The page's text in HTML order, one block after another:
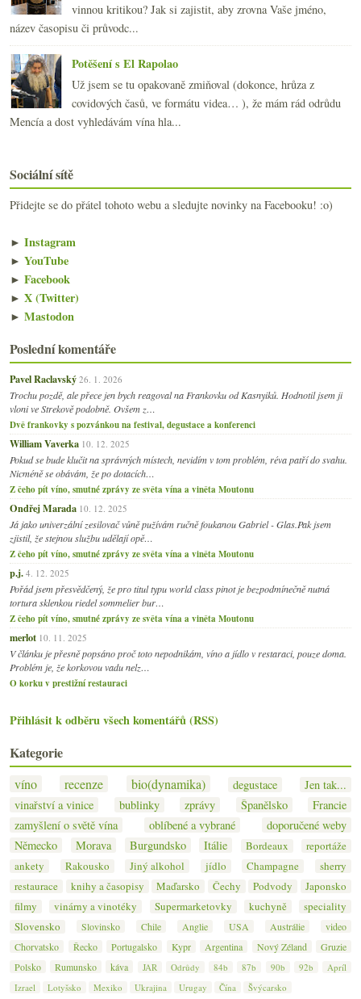
vinnou kritikou? Jak si zajistit, aby zrovna Vaše jméno,
název časopisu či průvodc...
Potěšení s El Rapolao
Už jsem se tu opakovaně zmiňoval (dokonce, hrůza z
covidových časů, ve formátu videa… ), že mám rád odrůdu
Mencía a dost vyhledávám vína hla...
Sociální sítě
Přidejte se do přátel tohoto webu a sledujte novinky na Facebooku! :o)
► Instagram
► YouTube
► Facebook
► X (Twitter)
► Mastodon
Poslední komentáře
Pavel Raclavský 26. 1. 2026
Trochu pozdě, ale přece jen bych reagoval na Frankovku od Kasnyiků. Hodnotil jsem ji
vloni ve Strekově podobně. Ovšem z…
Dvě frankovky s pozvánkou na festival, degustace a konferenci
William Vaverka 10. 12. 2025
Pokud se bude klučit na správných místech, nevidím v tom problém, réva patří do svahu.
Nicméně se obávám, že po dotacích…
Z čeho pít víno, smutné zprávy ze světa vína a viněta Moutonu
Ondřej Marada 10. 12. 2025
Já jako univerzální zesilovač vůně pužívám ručně foukanou Gabriel - Glas.Pak jsem
zjistil, že stejnou službu udělají opě…
Z čeho pít víno, smutné zprávy ze světa vína a viněta Moutonu
p.j. 4. 12. 2025
Pořád jsem přesvědčený, že pro titul typu world class pinot je bezpodmínečně nutná
tortura sklenkou riedel sommelier bur…
Z čeho pít víno, smutné zprávy ze světa vína a viněta Moutonu
merlot 10. 11. 2025
V článku je přesně popsáno proč toto nepodnikám, víno a jídlo v restaraci, pouze doma.
Problém je, že korkovou vadu nelz…
O korku v prestižní restauraci
Přihlásit k odběru všech komentářů (RSS)
Kategorie
víno recenze bio(dynamika) degustace
Jen tak...
vinařství a vinice
bublinky zprávy Španělsko
Francie
zamyšlení o světě vína
oblíbené a vybrané
doporučené weby
Německo
Morava Burgundsko Itálie Bordeaux
reportáže
ankety
Rakousko Jiný alkohol jídlo Champagne
sherry
restaurace
knihy a časopisy Maďarsko Čechy Podvody
Japonsko
filmy
vinárny a vinotéky Supermarketovky kuchyně
speciality
Slovensko
Slovinsko Chile Anglie USA Austrálie
video
Chorvatsko
Řecko Portugalsko Kypr Argentina Nový Zéland
Gruzie
Polsko
Rumunsko káva JAR Odrůdy 84b 87b 90b 92b
Apríl
Izrael
Lotyšsko Mexiko Ukrajina Urugay Čína Švýcarsko